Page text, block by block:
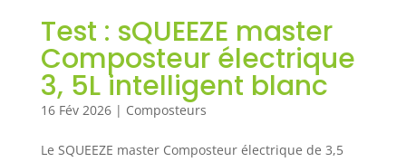
Test : sQUEEZE master
Composteur électrique
3, 5L intelligent blanc
16 Fév 2026| Composteurs
Le SQUEEZE master Composteur électrique de 3,5